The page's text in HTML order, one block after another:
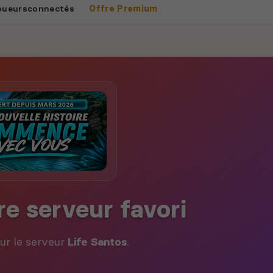
connectés Offre Premium
serveur favori
le serveur Life Santos.